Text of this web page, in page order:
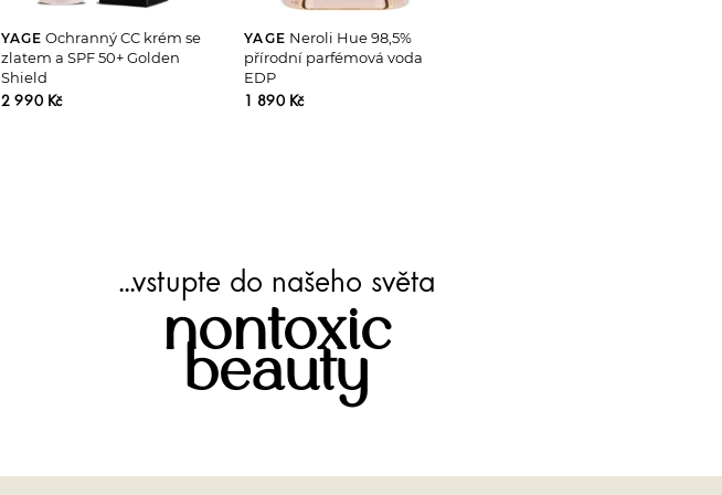
YAGE Ochranný CC krém se
zlatem a SPF 50+ Golden
Shield
2 990 Kč
YAGE Neroli Hue 98,5%
přírodní parfémová voda
EDP
1 890 Kč
...vstupte do našeho světa
nontoxic
beauty